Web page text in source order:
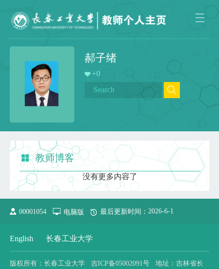
郝子绪
+0
教师博客
没有更多内容了
00001054 电脑版 最后更新时间： 2026-6-1
English 长春工业大学
版权所有：长春工业大学 吉ICP备05002091号 地址：吉林省长